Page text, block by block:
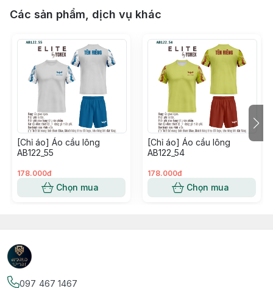
Các sản phẩm, dịch vụ khác
[Chỉ áo] Áo cầu lông
AB122_55
178.000đ
Chọn mua
[Chỉ áo] Áo cầu lông
AB122_54
178.000đ
Chọn mua
097 467 1467